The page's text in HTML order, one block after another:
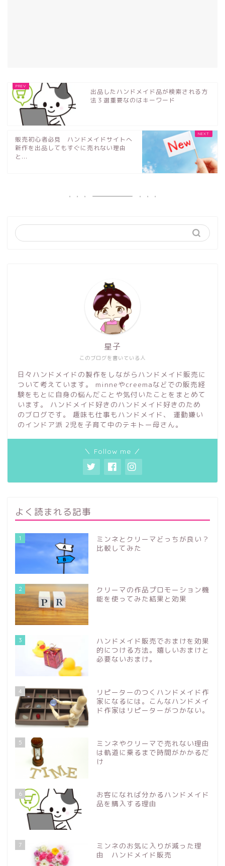
出品したハンドメイド品が検索される方
法３選重要なのはキーワード
販売初心者必見 ハンドメイドサイトへ
新作を出品してもすぐに売れない理由
と...
このブログを書いている人
星子
日々ハンドメイドの製作をしながらハンドメイド販売に
ついて考えています。 minneやcreemaなどでの販売経
験をもとに自身の悩んだことや気付いたことをまとめて
います。 ハンドメイド好きのハンドメイド好きのため
のブログです。 趣味も仕事もハンドメイド、 運動嫌い
のインドア派 2児を子育て中のテキトー母さん。
＼ Follow me ／
よく読まれる記事
1
ミンネとクリーマどっちが良い？
比較してみた
2
クリーマの作品プロモーション機
能を使ってみた結果と効果
3
ハンドメイド販売でおまけを効果
的につける方法。嬉しいおまけと
必要ないおまけ。
4
リピーターのつくハンドメイド作
家になるには。こんなハンドメイ
ド作家はリピーターがつかない。
5
ミンネやクリーマで売れない理由
は軌道に乗るまで時間がかかるだ
け
6
お客になれば分かるハンドメイド
品を購入する理由
7
ミンネのお気に入りが減った理
由 ハンドメイド販売